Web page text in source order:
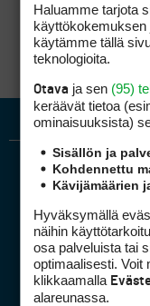
Haluamme tarjota
käytämme tällä
teknologioita.
Otava ja sen (95)
keräävät tietoa
ominaisuuk­sista)
Sisällön ja
Kohdennettu
Kävijämäärien
Hyväksymällä
näihin
osa palveluista tai
optimaalisesti. Voit
klikkaamalla
alareunassa.